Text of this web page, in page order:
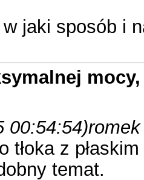
jaki sposób i
00:54:54)
tłoka z
temat.